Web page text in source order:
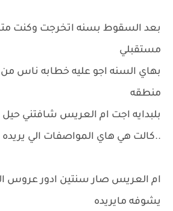
بعد السقوط بسنه اتخرجت وكنت
مستقبلي
بهاي السنه اجو عليه خطابه ناس
منطقه
بلبدايه اجت ام العريس شافتني
..كالت هي هاي المواصفات الي يريده
ام العريس صار سنتين ادور عروس
يشوفه مايريده